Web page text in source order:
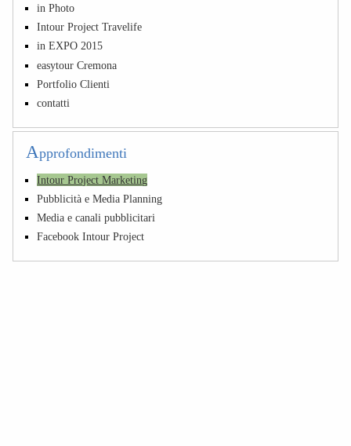
in Photo
Intour Project Travelife
in EXPO 2015
easytour Cremona
Portfolio Clienti
contatti
Approfondimenti
Intour Project Marketing
Pubblicità e Media Planning
Media e canali pubblicitari
Facebook Intour Project